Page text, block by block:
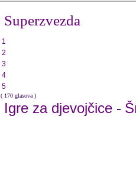
Superzvezda
1
2
3
4
5
( 170 glasova )
Igre za djevojčice -